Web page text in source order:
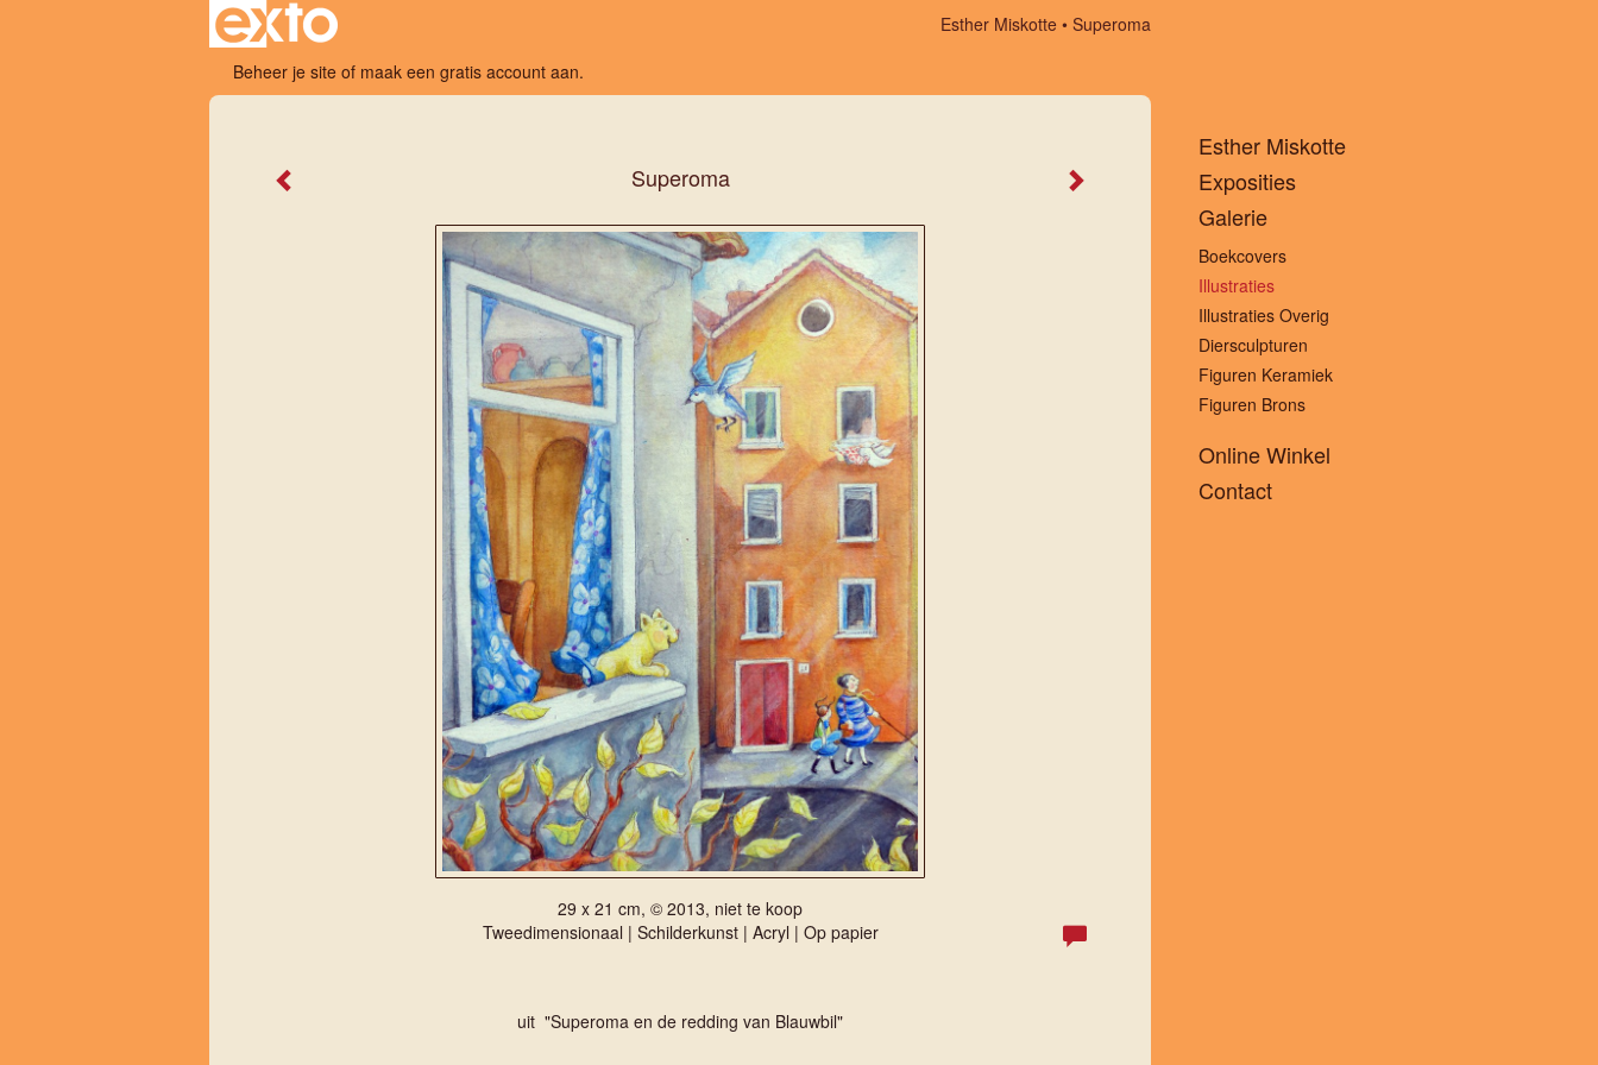
Esther Miskotte
Superoma
Beheer je site of maak een gratis account aan.
Superoma
29 x 21 cm, © 2013, niet te koop
Tweedimensionaal | Schilderkunst | Acryl | Op papier
uit "Superoma en de redding van Blauwbil"
Esther Miskotte
Exposities
Galerie
Boekcovers
Illustraties
Illustraties Overig
Diersculpturen
Figuren Keramiek
Figuren Brons
Online Winkel
Contact